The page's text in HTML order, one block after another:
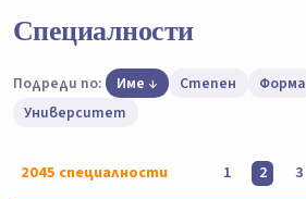
Специалности
Подреди по: Име Степен Форма
Университет
2045 специалности 1 2 3